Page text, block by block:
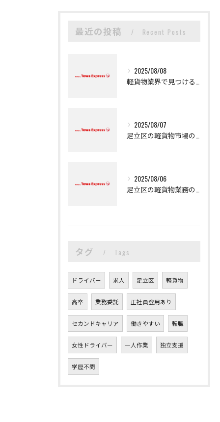
最近の投稿 Recent Posts
2025/08/08
2025/08/07
2025/08/06
タグ Tags
ドライバー 求人 足立区 軽貨物
高卒 業務委託 正社員登用あり
セカンドキャリア 働きやすい 転職
女性ドライバー 一人作業 独立支援
学歴不問